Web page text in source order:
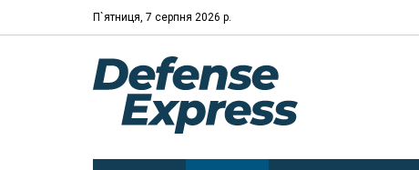
П`ятниця, 7 серпня 2026 р.